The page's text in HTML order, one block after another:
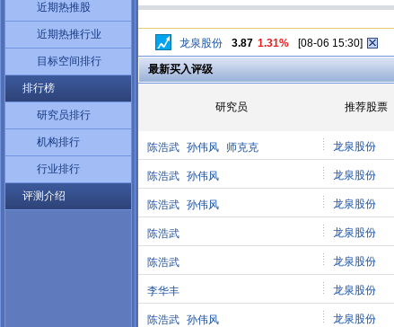
近期热推股
近期热推行业
目标空间排行
排行榜
研究员排行
机构排行
行业排行
评测介绍
龙泉股份 3.87 1.31% [08-06 15:30]
最新买入评级
研究员 推荐股票
陈浩武 孙伟风 师克克 龙泉股份
陈浩武 孙伟风 龙泉股份
陈浩武 孙伟风 龙泉股份
陈浩武 龙泉股份
陈浩武 龙泉股份
李华丰 龙泉股份
陈浩武 孙伟风 龙泉股份